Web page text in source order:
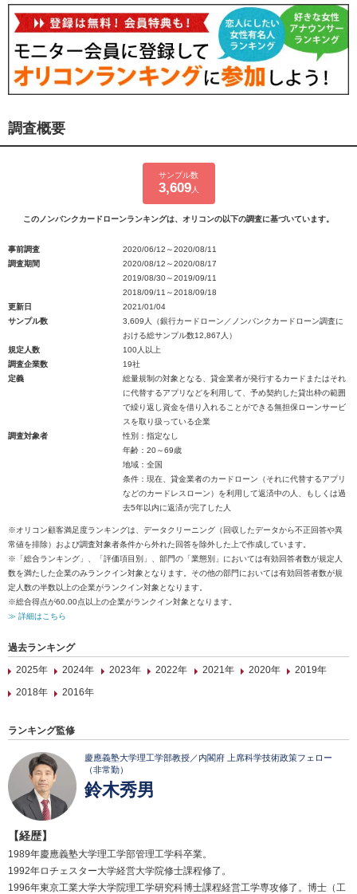
調査概要
サンプル数
3,609人
このノンバンクカードローンランキングは、オリコンの以下の調査に基づいています。
事前調査
2020/06/12～2020/08/11
調査期間
2020/08/12～2020/08/17
2019/08/30～2019/09/11
2018/09/11～2018/09/18
更新日
2021/01/04
サンプル数
3,609人（銀行カードローン／ノンバンクカードローン調査に
おける総サンプル数12,867人）
規定人数
100人以上
調査企業数
19社
定義
総量規制の対象となる、貸金業者が発行するカードまたはそれ
に代替するアプリなどを利用して、予め契約した貸出枠の範囲
で繰り返し資金を借り入れることができる無担保ローンサービ
スを取り扱っている企業
調査対象者
性別：指定なし
年齢：20～69歳
地域：全国
条件：現在、貸金業者のカードローン（それに代替するアプリ
などのカードレスローン）を利用して返済中の人、もしくは過
去5年以内に返済が完了した人
※オリコン顧客満足度ランキングは、データクリーニング（回収したデータから不正回答や異
常値を排除）および調査対象者条件から外れた回答を除外した上で作成しています。
※「総合ランキング」、「評価項目別」、部門の「業態別」においては有効回答者数が規定人
数を満たした企業のみランクイン対象となります。その他の部門においては有効回答者数が規
定人数の半数以上の企業がランクイン対象となります。
※総合得点が60.00点以上の企業がランクイン対象となります。
≫ 詳細はこちら
過去ランキング
2025年
2024年 2023年 2022年 2021年 2020年
2019年
2018年
2016年
ランキング監修
慶應義塾大学理工学部教授／内閣府 上席科学技術政策フェロー
（非常勤）
鈴木秀男
【経歴】
1989年慶應義塾大学理工学部管理工学科卒業。
1992年ロチェスター大学経営大学院修士課程修了。
1996年東京工業大学大学院理工学研究科博士課程経営工学専攻修了。博士（工